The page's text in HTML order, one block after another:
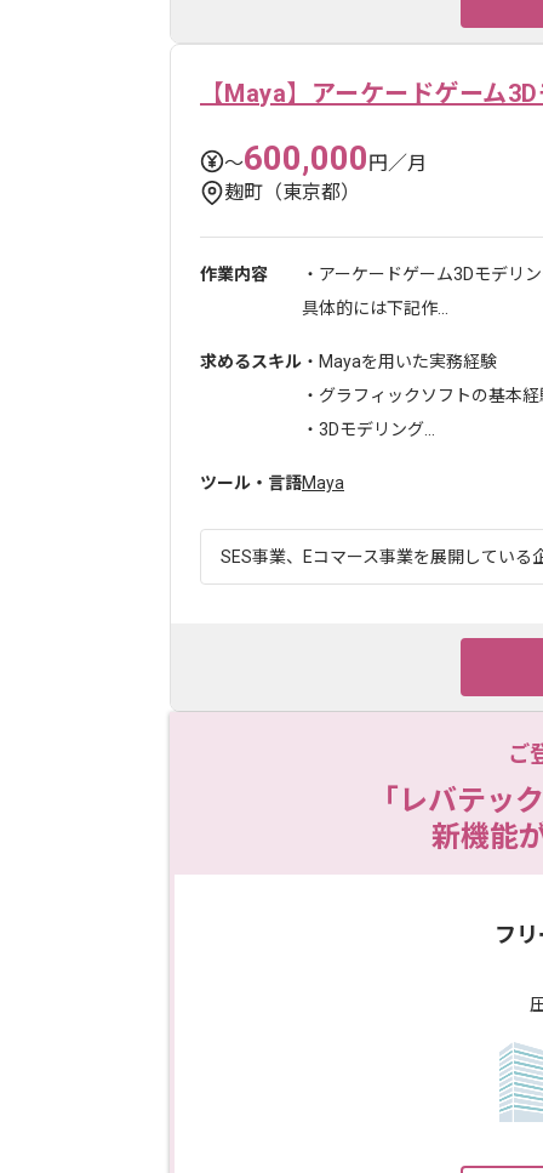
【Maya】アーケードゲーム
〜600,000円／月
麹町（東京都）
作業内容
・アーケードゲーム3Dモデリ
具体的には下記作...
求めるスキル ・Mayaを用いた実務経験
・グラフィックソフトの基本経
・3Dモデリング...
ツール・言語Maya
SES事業、Eコマース事業を展開している
ご
「レバテッ
新機能
フ